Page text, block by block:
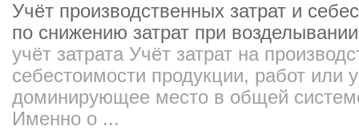
Учёт производственных затрат и
по снижению затрат при
учёт затрата Учёт затрат на
себестоимости продукции, работ или
доминирующее место в общей системе
Именно о ...